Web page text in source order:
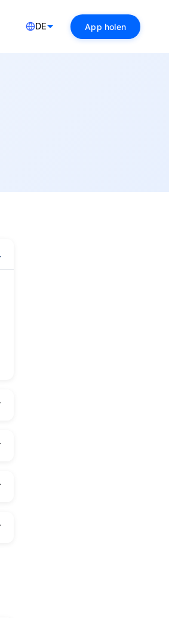
DE App holen